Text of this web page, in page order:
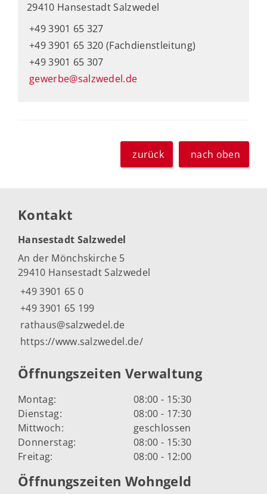
29410 Hansestadt Salzwedel
+49 3901 65 327
+49 3901 65 320 (Fachdienstleitung)
+49 3901 65 307
gewerbe@salzwedel.de
zurück nach oben
Kontakt
Hansestadt Salzwedel
An der Mönchskirche 5
29410 Hansestadt Salzwedel
+49 3901 65 0
+49 3901 65 199
rathaus@salzwedel.de
https://www.salzwedel.de/
Öffnungszeiten Verwaltung
Montag:
08:00 - 15:30
Dienstag:
08:00 - 17:30
Mittwoch:
geschlossen
Donnerstag:
08:00 - 15:30
Freitag:
08:00 - 12:00
Öffnungszeiten Wohngeld